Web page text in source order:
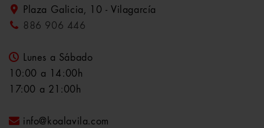
Plaza Galicia, 10 - Vilagarcía
886 906 446
Lunes a Sábado
10:00 a 14:00h
17:00 a 21:00h
info@koalavila.com